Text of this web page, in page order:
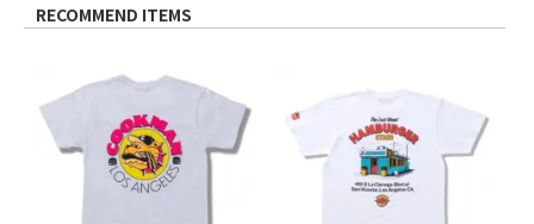
RECOMMEND ITEMS